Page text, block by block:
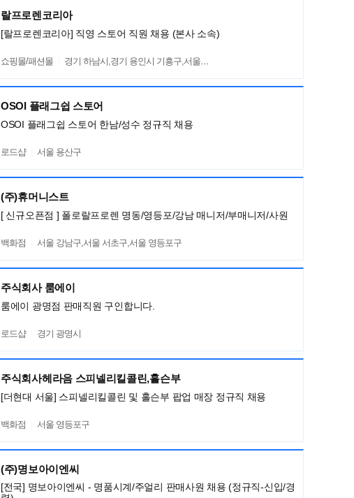
랄프로렌코리아
[랄프로렌코리아] 직영 스토어 직원 채용 (본사 소속)
쇼핑몰/패션몰 경기 하남시,경기 용인시 기흥구,서울 서초구
OSOI 플래그쉽 스토어
OSOI 플래그쉽 스토어 한남/성수 정규직 채용
로드샵 서울 용산구
(주)휴머니스트
[ 신규오픈점 ] 폴로랄프로렌 명동/영등포/강남 매니저/부매니저/사원
백화점 서울 강남구,서울 서초구,서울 영등포구
주식회사 룸에이
룸에이 광명점 판매직원 구인합니다.
로드샵 경기 광명시
주식회사헤라음 스피넬리킬콜린,홀슨부
[더현대 서울] 스피넬리킬콜린 및 홀슨부 팝업 매장 정규직 채용
백화점 서울 영등포구
(주)명보아이엔씨
[전국] 명보아이엔씨 - 명품시계/주얼리 판매사원 채용 (정규직-신입/경